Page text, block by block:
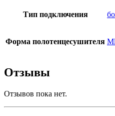
Тип подключения
Форма полотенцесушителя
Отзывы
Отзывов пока нет.